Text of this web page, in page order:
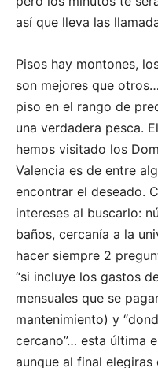
así que lleva las
Pisos hay montones,
son mejores que
piso en el rango de
una verdadera pesca.
hemos visitado los
Valencia es de entre
encontrar el deseado.
intereses al buscarlo:
baños, cercanía a la
hacer siempre 2
“si incluye los gastos
mensuales que se
mantenimiento) y
cercano”… esta última
aunque al final